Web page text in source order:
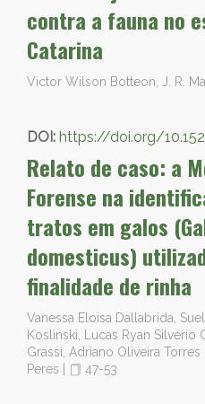
contra a fauna no
Catarina
Victor Wilson Botteon, J. R.
DOI: https://doi.org/
Relato de caso: a
Forense na
tratos em galos
domesticus)
finalidade de rinha
Vanessa Eloisa Dallabrida,
Koslinski, Lucas Ryan
Grassi, Adriano Oliveira
Peres
47-53